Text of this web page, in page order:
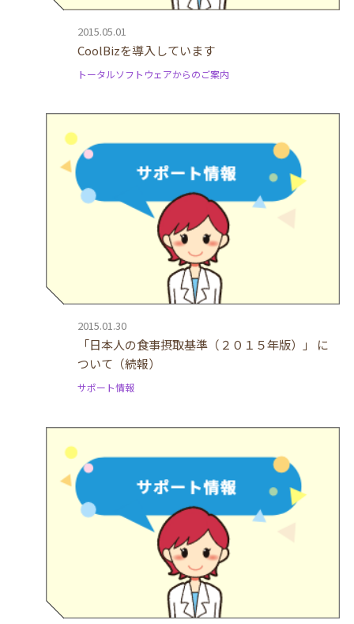
2015.05.01
CoolBizを導入しています
トータルソフトウェアからのご案内
2015.01.30
「日本人の食事摂取基準（２０１５年版）」 に
ついて（続報）
サポート情報